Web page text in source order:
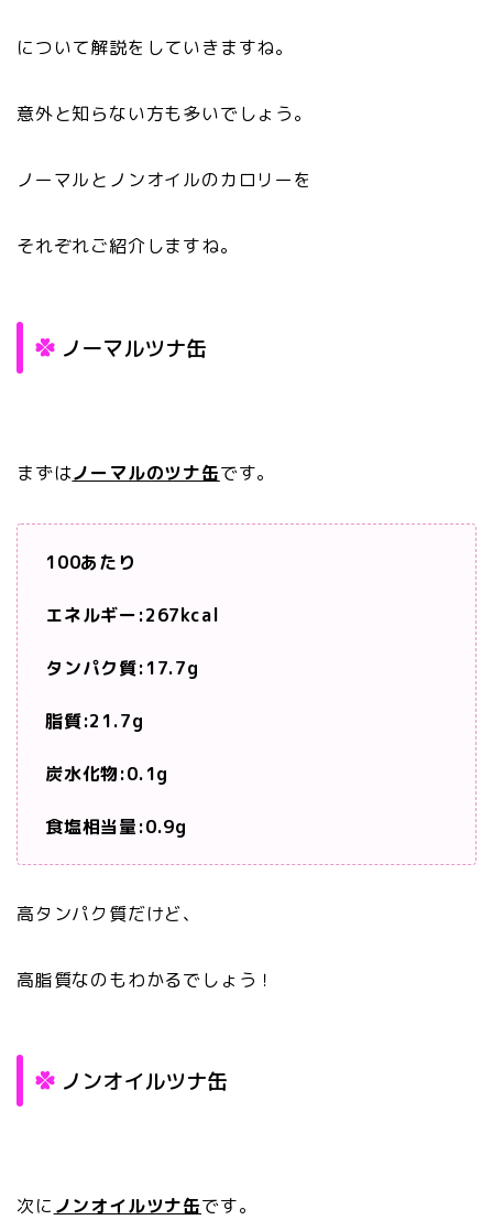
について解説をしていきますね。
意外と知らない方も多いでしょう。
ノーマルとノンオイルのカロリーを
それぞれご紹介しますね。
ノーマルツナ缶
まずはノーマルのツナ缶です。
100あたり
エネルギー:267kcal
タンパク質:17.7g
脂質:21.7g
炭水化物:0.1g
食塩相当量:0.9g
高タンパク質だけど、
高脂質なのもわかるでしょう！
ノンオイルツナ缶
次に ノンオイルツナ缶です。